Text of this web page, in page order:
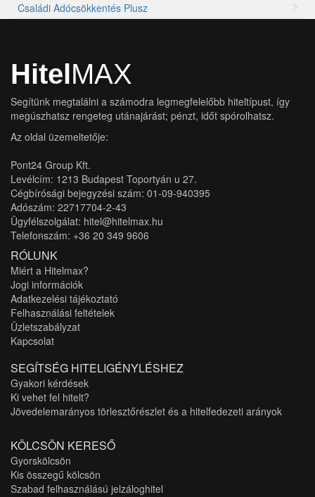
Családi Adócsökkentés Plusz
HitelMAX
Segítünk megtalálni a számodra legmegfelelőbb hiteltípust, így
megúszhatsz rengeteg utánajárást; pénzt, időt spórolhatsz.
Az oldal üzemeltetője:
Pont24 Group Kft.
Levélcím: 1213 Budapest Toportyán u 27.
Cégbírósági bejegyzési szám: 01-09-940395
Adószám: 22717704-2-43
Ügyfélszolgálat: hitel@hitelmax.hu
Telefonszám: +36 20 349 9606
RÓLUNK
Miért a Hitelmax?
Jogi információk
Adatkezelési tájékoztató
Felhasználási feltételek
Üzletszabályzat
Kapcsolat
SEGÍTSÉG HITELIGÉNYLÉSHEZ
Gyakori kérdések
Ki vehet fel hitelt?
Jövedelemarányos törlesztőrészlet és a hitelfedezeti arányok
KÖLCSÖN KERESŐ
Gyorskölcsön
Kis összegű kölcsön
Szabad felhasználású jelzáloghitel